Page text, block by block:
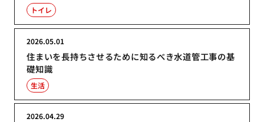
トイレ
住まいを長持ちさせるために知るべき水道管工事の基
礎知識
2026.05.01
生活
2026.04.29